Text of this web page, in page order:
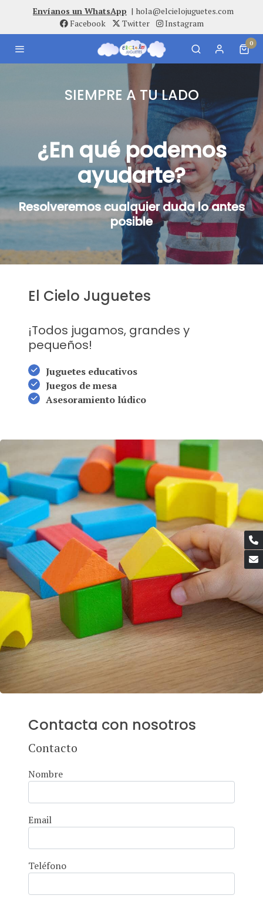
Envíanos un WhatsApp | hola@elcielojuguetes.com
Facebook
Twitter Instagram
0
SIEMPRE A TU LADO
¿En qué podemos
ayudarte?
Resolveremos cualquier duda lo antes
posible
El Cielo Juguetes
¡Todos jugamos, grandes y
pequeños!
Juguetes educativos
Juegos de mesa
Asesoramiento lúdico
Contacta con nosotros
Contacto
Nombre
Email
Teléfono